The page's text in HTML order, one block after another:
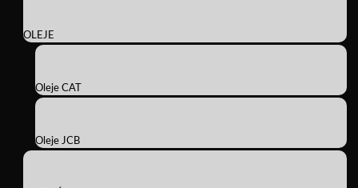
OLEJE
Oleje CAT
Oleje JCB